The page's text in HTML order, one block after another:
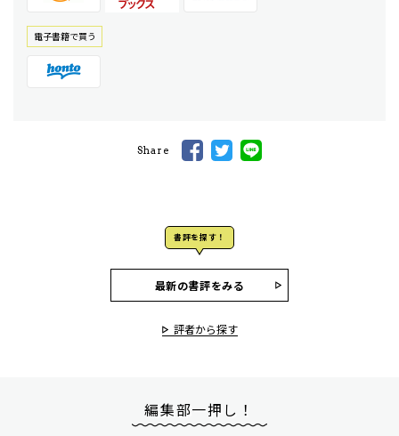
電⼦書籍で買う
Share
書評を探す！
最新の書評をみる
評者から探す
編集部一押し！